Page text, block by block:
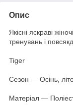
Опис
Якісні яскраві
тренувань і
Tiger
Сезон ― Осінь,
Матеріал ―